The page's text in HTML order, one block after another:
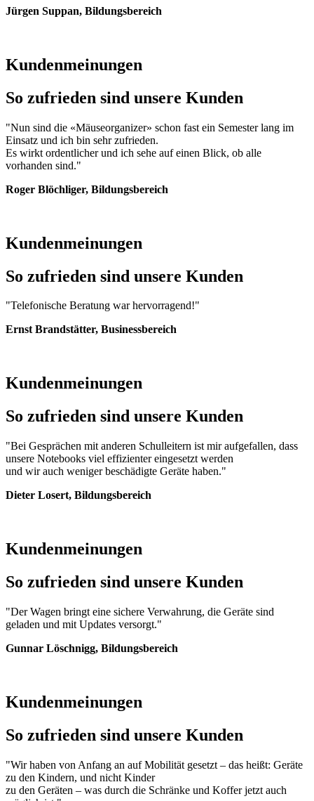
Jürgen Suppan, Bildungsbereich
Kundenmeinungen
So zufrieden sind unsere Kunden
"Nun sind die «Mäuseorganizer» schon fast ein Semester lang im
Einsatz und ich bin sehr zufrieden.
Es wirkt ordentlicher und ich sehe auf einen Blick, ob alle
vorhanden sind."
Roger Blöchliger, Bildungsbereich
Kundenmeinungen
So zufrieden sind unsere Kunden
"Telefonische Beratung war hervorragend!"
Ernst Brandstätter, Businessbereich
Kundenmeinungen
So zufrieden sind unsere Kunden
"Bei Gesprächen mit anderen Schulleitern ist mir aufgefallen, dass
unsere Notebooks viel effizienter eingesetzt werden
und wir auch weniger beschädigte Geräte haben."
Dieter Losert, Bildungsbereich
Kundenmeinungen
So zufrieden sind unsere Kunden
"Der Wagen bringt eine sichere Verwahrung, die Geräte sind
geladen und mit Updates versorgt."
Gunnar Löschnigg, Bildungsbereich
Kundenmeinungen
So zufrieden sind unsere Kunden
"Wir haben von Anfang an auf Mobilität gesetzt – das heißt: Geräte
zu den Kindern, und nicht Kinder
zu den Geräten – was durch die Schränke und Koffer jetzt auch